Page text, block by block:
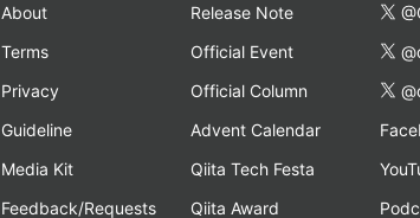
About
Terms
Privacy
Guideline
Media Kit
Feedback/Requests
Release Note
Official Event
Official Column
Advent Calendar
Qiita Tech Festa
Qiita Award